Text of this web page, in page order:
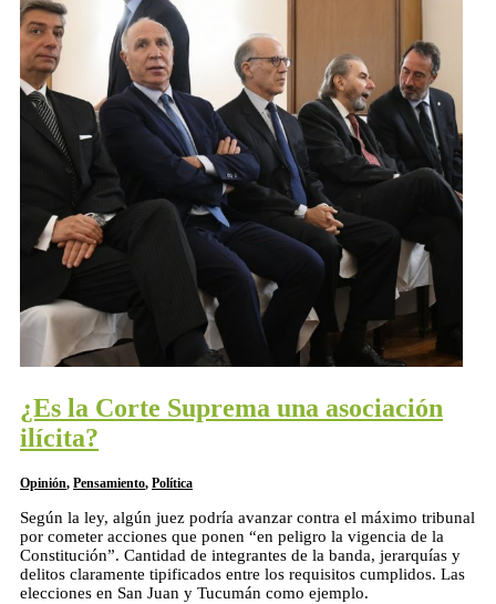
¿Es la Corte Suprema una asociación
ilícita?
Opinión, Pensamiento, Política
Según la ley, algún juez podría avanzar contra el máximo tribunal
por cometer acciones que ponen “en peligro la vigencia de la
Constitución”. Cantidad de integrantes de la banda, jerarquías y
delitos claramente tipificados entre los requisitos cumplidos. Las
elecciones en San Juan y Tucumán como ejemplo.